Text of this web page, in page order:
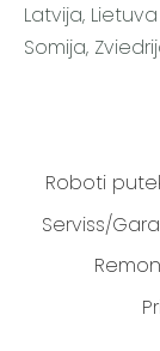
Latvija,
Somija,
Roboti
Serviss/